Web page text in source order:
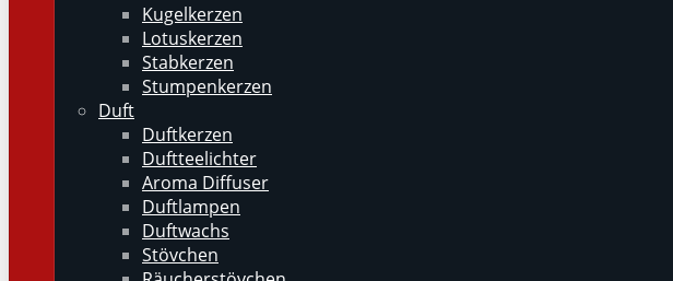
Kugelkerzen
Lotuskerzen
Stabkerzen
Stumpenkerzen
Duft
Duftkerzen
Duftteelichter
Aroma Diffuser
Duftlampen
Duftwachs
Stövchen